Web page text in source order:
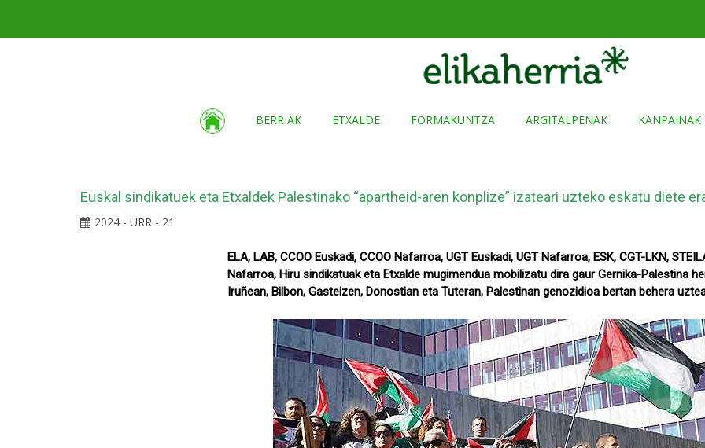
BERRIAK ETXALDE FORMAKUNTZA ARGITALPENAK KANPAINAK
Euskal sindikatuek eta Etxaldek Palestinako “apartheid-aren konplize” izateari uzteko eskatu diete
2024 - URR - 21
ELA, LAB, CCOO Euskadi, CCOO Nafarroa, UGT Euskadi, UGT Nafarroa, ESK, CGT-LKN,
Nafarroa, Hiru sindikatuak eta Etxalde mugimendua mobilizatu dira gaur Gernika-Palestina
Iruñean, Bilbon, Gasteizen, Donostian eta Tuteran, Palestinan genozidioa bertan behera